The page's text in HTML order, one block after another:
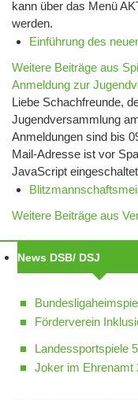
kann über das Menü
werden.
Einführung des
Weitere Beiträge aus
Anmeldung zur
Liebe Schachfreunde,
Jugendversammlung
Anmeldungen sind bis
Mail-Adresse ist vor
JavaScript
Weitere Beiträge aus
News DSB/ DSJ
Förderverein
Landessportspiele
Joker im Ehrenamt